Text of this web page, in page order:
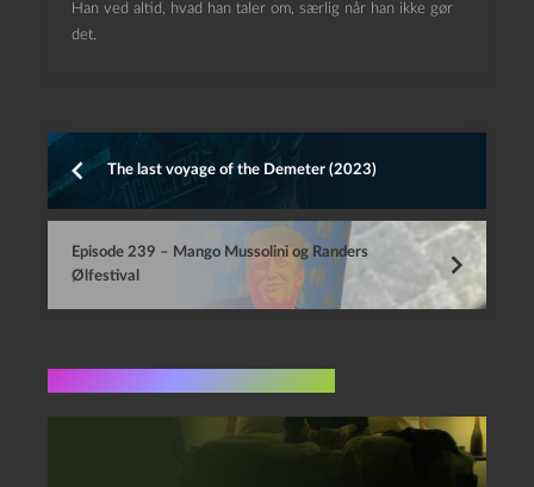
Han ved altid, hvad han taler om, særlig når han ikke gør
det.
The last voyage of the Demeter (2023)
Episode 239 – Mango Mussolini og Randers
Ølfestival